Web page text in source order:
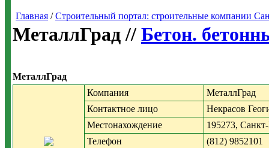
Главная /Строительный портал: строительные компании
МеталлГрад // Бетон.
МеталлГрад
Компания
МеталлГрад
Контактное лицо
Некрасов
Местонахождение
195273,
Телефон
(812) 9852101